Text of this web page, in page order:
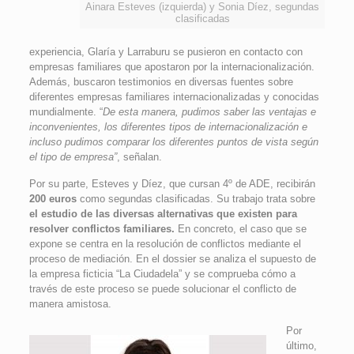
Ainara Esteves (izquierda) y Sonia Díez, segundas
clasificadas
experiencia, Glaría y Larraburu se pusieron en contacto con
empresas familiares que apostaron por la internacionalización.
Además, buscaron testimonios en diversas fuentes sobre
diferentes empresas familiares internacionalizadas y conocidas
mundialmente. “De esta manera, pudimos saber las ventajas e
inconvenientes, los diferentes tipos de internacionalización e
incluso pudimos comparar los diferentes puntos de vista según
el tipo de empresa”, señalan.
Por su parte, Esteves y Díez, que cursan 4º de ADE, recibirán
200 euroscomo segundas clasificadas. Su trabajo trata sobre
el estudio de las diversas alternativas que existen para
resolver conflictos familiares. En concreto, el caso que se
expone se centra en la resolución de conflictos mediante el
proceso de mediación. En el dossier se analiza el supuesto de
la empresa ficticia “La Ciudadela” y se comprueba cómo a
través de este proceso se puede solucionar el conflicto de
manera amistosa.
Por
último,